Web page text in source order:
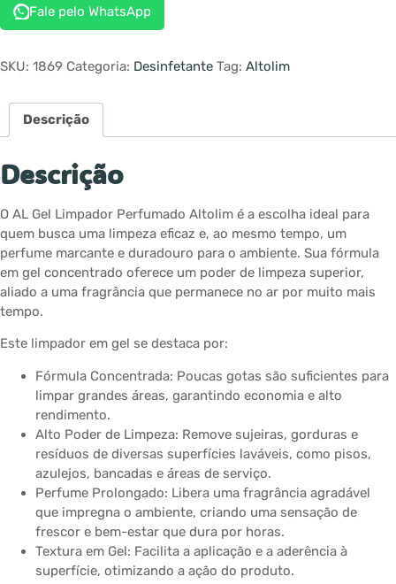
Fale pelo WhatsApp
SKU: 1869 Categoria: Desinfetante Tag: Altolim
Descrição
Descrição
O AL Gel Limpador Perfumado Altolim é a escolha ideal para
quem busca uma limpeza eficaz e, ao mesmo tempo, um
perfume marcante e duradouro para o ambiente. Sua fórmula
em gel concentrado oferece um poder de limpeza superior,
aliado a uma fragrância que permanece no ar por muito mais
tempo.
Este limpador em gel se destaca por:
Fórmula Concentrada: Poucas gotas são suficientes para
limpar grandes áreas, garantindo economia e alto
rendimento.
Alto Poder de Limpeza: Remove sujeiras, gorduras e
resíduos de diversas superfícies laváveis, como pisos,
azulejos, bancadas e áreas de serviço.
Perfume Prolongado: Libera uma fragrância agradável
que impregna o ambiente, criando uma sensação de
frescor e bem-estar que dura por horas.
Textura em Gel: Facilita a aplicação e a aderência à
superfície, otimizando a ação do produto.